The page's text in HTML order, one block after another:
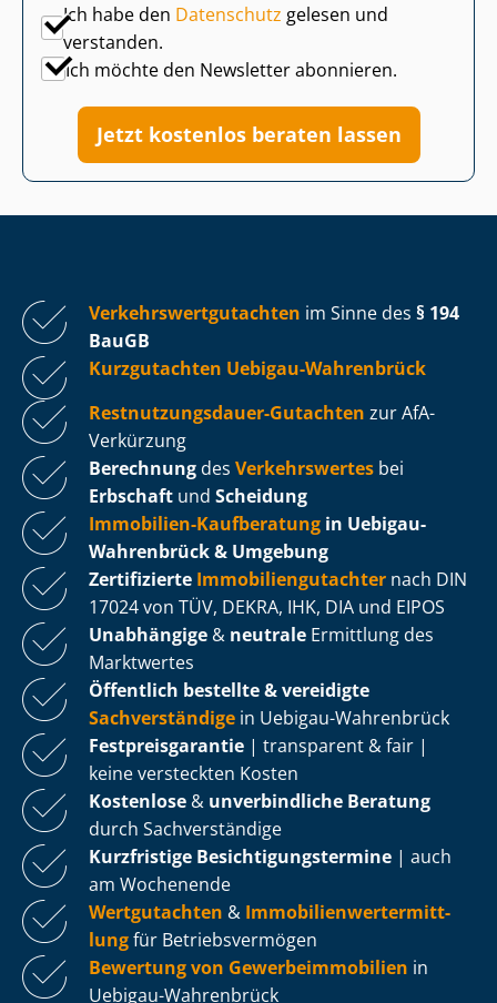
Ich habe den Datenschutz gelesen und
verstanden.
Ich möchte den Newsletter abonnieren.
Jetzt kostenlos beraten lassen
Ver­kehrs­wert­gut­ach­ten im Sinne des § 194
BauGB
Kurzgutachten Uebigau-Wahrenbrück
Rest­nut­zungs­dau­er-Gutachten zur AfA-
Verkürzung
Berechnung des Verkehrswertes bei
Erbschaft und Scheidung
Immobilien-Kaufberatung in Uebigau-
Wahrenbrück & Umgebung
Zertifizierte Im­mo­bi­li­en­gut­ach­ter nach DIN
17024 von TÜV, DEKRA, IHK, DIA und EIPOS
Unabhängige & neutrale Ermittlung des
Marktwertes
Öffentlich bestellte & vereidigte
Sachverständige in Uebigau-Wahrenbrück
Fest­preis­ga­ran­tie | transparent & fair |
keine versteckten Kosten
Kostenlose & unverbindliche Beratung
durch Sachverständige
Kurzfristige Be­sich­ti­gungs­ter­mi­ne | auch
am Wochenende
Wertgutachten & Im­mo­bi­li­en­wert­ermitt­
lungfür Be­triebs­ver­mö­gen
Bewertung von Ge­wer­be­im­mo­bi­li­en in
Uebigau-Wahrenbrück